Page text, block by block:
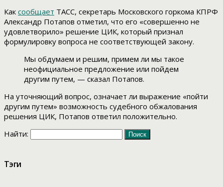
Как сообщает ТАСС, секретарь Московского горкома КПРФ
Александр Потапов отметил, что его «совершенно не
удовлетворило» решение ЦИК, который признал
формулировку вопроса не соответствующей закону.
Мы обдумаем и решим, примем ли мы такое
неофициальное предложение или пойдем
другим путем, — сказал Потапов.
На уточняющий вопрос, означает ли выражение «пойти
другим путем» возможность судебного обжалования
решения ЦИК, Потапов ответил положительно.
Найти:
Тэги